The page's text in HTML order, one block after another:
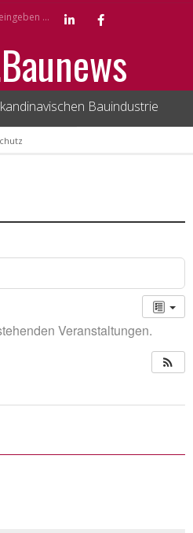
Bauindustrie
Veranstaltungen.